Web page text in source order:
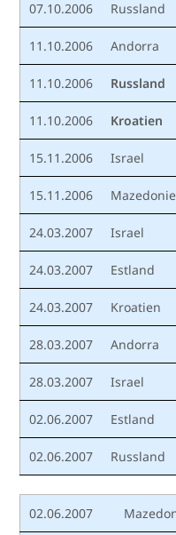
07.10.2006 Russland
11.10.2006 Andorra
11.10.2006 Russland
11.10.2006 Kroatien
15.11.2006 Israel
15.11.2006
24.03.2007 Israel
24.03.2007 Estland
24.03.2007 Kroatien
28.03.2007 Andorra
28.03.2007 Israel
02.06.2007 Estland
02.06.2007 Russland
02.06.2007